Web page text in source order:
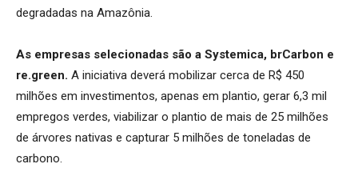
degradadas na Amazônia.
As empresas selecionadas são a Systemica, brCarbon e
re.green. A iniciativa deverá mobilizar cerca de R$ 450
milhões em investimentos, apenas em plantio, gerar 6,3 mil
empregos verdes, viabilizar o plantio de mais de 25 milhões
de árvores nativas e capturar 5 milhões de toneladas de
carbono.